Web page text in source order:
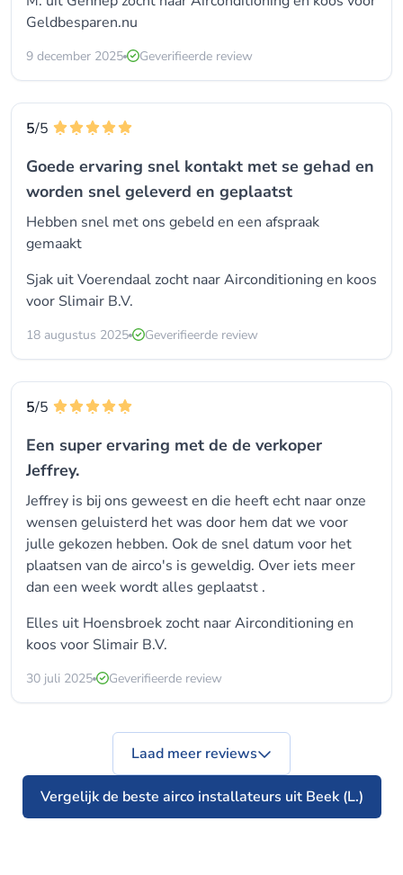
Geldbesparen.nu
9 december 2025 Geverifieerde review
5/5
Goede ervaring snel kontakt met se gehad en
worden snel geleverd en geplaatst
Hebben snel met ons gebeld en een afspraak
gemaakt
Sjak uit Voerendaal zocht naar Airconditioning en koos
voor Slimair B.V.
18 augustus 2025 Geverifieerde review
5/5
Een super ervaring met de de verkoper
Jeffrey.
Jeffrey is bij ons geweest en die heeft echt naar onze
wensen geluisterd het was door hem dat we voor
julle gekozen hebben. Ook de snel datum voor het
plaatsen van de airco's is geweldig. Over iets meer
dan een week wordt alles geplaatst .
Elles uit Hoensbroek zocht naar Airconditioning en
koos voor Slimair B.V.
30 juli 2025 Geverifieerde review
Vergelijk de beste airco installateurs uit Beek (L.)
Laad meer reviews